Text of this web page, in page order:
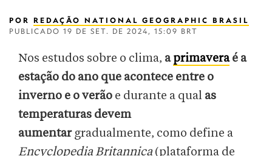
POR REDAÇÃO NATIONAL GEOGRAPHIC BRASIL
PUBLICADO 19 DE SET. DE 2024, 15:09 BRT
Nos estudos sobre o clima, aprimaveraé a
estação do ano que acontece entre o
inverno e o verão e durante a qual as
temperaturas devem
aumentar gradualmente, como define a
Encyclopedia Britannica (plataforma de